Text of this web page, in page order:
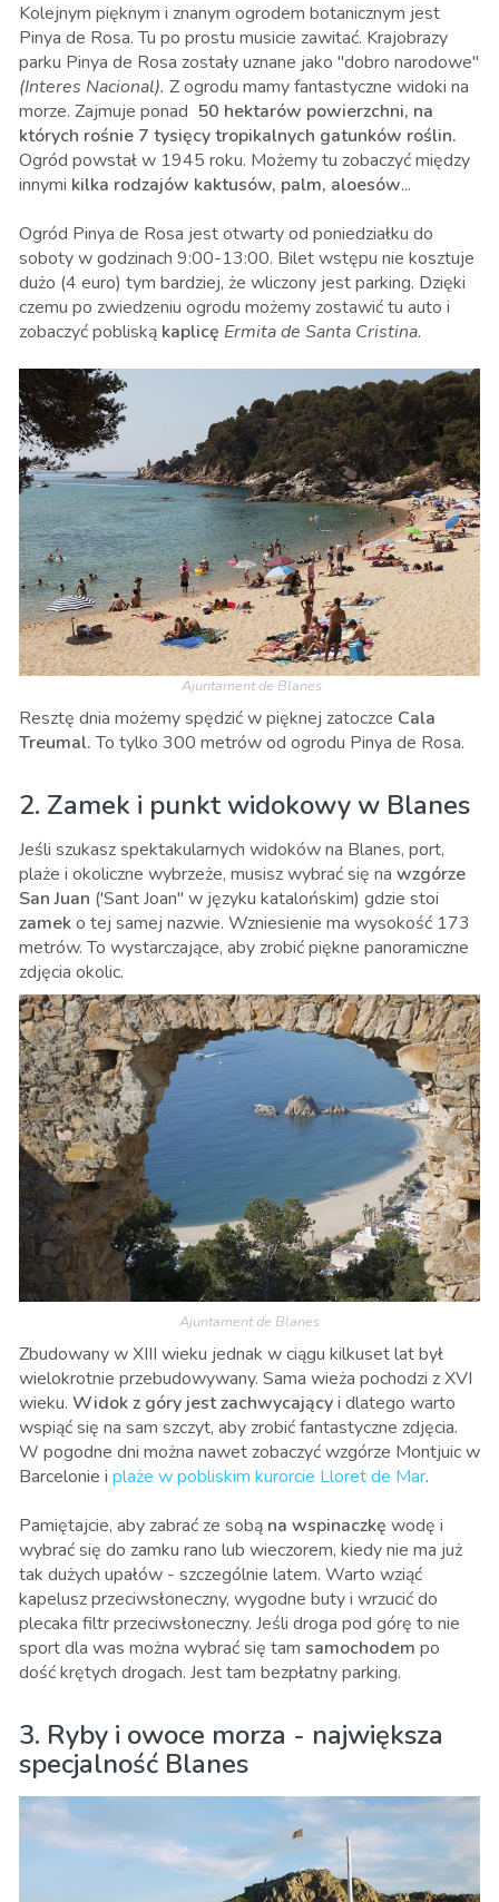
Kolejnym pięknym i znanym ogrodem botanicznym jest
Pinya de Rosa. Tu po prostu musicie zawitać. Krajobrazy
parku Pinya de Rosa zostały uznane jako "dobro narodowe"
(Interes Nacional). Z ogrodu mamy fantastyczne widoki na
morze. Zajmuje ponad 50 hektarów powierzchni, na
których rośnie 7 tysięcy tropikalnych gatunków roślin.
Ogród powstał w 1945 roku. Możemy tu zobaczyć między
innymi kilka rodzajów kaktusów, palm, aloesów...
Ogród Pinya de Rosa jest otwarty od poniedziałku do
soboty w godzinach 9:00-13:00. Bilet wstępu nie kosztuje
dużo (4 euro) tym bardziej, że wliczony jest parking. Dzięki
czemu po zwiedzeniu ogrodu możemy zostawić tu auto i
zobaczyć pobliską kaplicę Ermita de Santa Cristina.
Ajuntament de Blanes
Resztę dnia możemy spędzić w pięknej zatoczce Cala
Treumal.To tylko 300 metrów od ogrodu Pinya de Rosa.
2. Zamek i punkt widokowy w Blanes
Jeśli szukasz spektakularnych widoków na Blanes, port,
plaże i okoliczne wybrzeże, musisz wybrać się na wzgórze
San Juan ('Sant Joan" w języku katalońskim) gdzie stoi
zameko tej samej nazwie. Wzniesienie ma wysokość 173
metrów. To wystarczające, aby zrobić piękne panoramiczne
zdjęcia okolic.
Ajuntament de Blanes
Zbudowany w XIII wieku jednak w ciągu kilkuset lat był
wielokrotnie przebudowywany. Sama wieża pochodzi z XVI
wieku. Widok z góry jest zachwycającyi dlatego warto
wspiąć się na sam szczyt, aby zrobić fantastyczne zdjęcia.
W pogodne dni można nawet zobaczyć wzgórze Montjuic w
Barcelonie i plaże w pobliskim kurorcie Lloret de Mar.
Pamiętajcie, aby zabrać ze sobą na wspinaczkę wodę i
wybrać się do zamku rano lub wieczorem, kiedy nie ma już
tak dużych upałów - szczególnie latem. Warto wziąć
kapelusz przeciwsłoneczny, wygodne buty i wrzucić do
plecaka filtr przeciwsłoneczny. Jeśli droga pod górę to nie
sport dla was można wybrać się tam samochodem po
dość krętych drogach. Jest tam bezpłatny parking.
3. Ryby i owoce morza - największa
specjalność Blanes